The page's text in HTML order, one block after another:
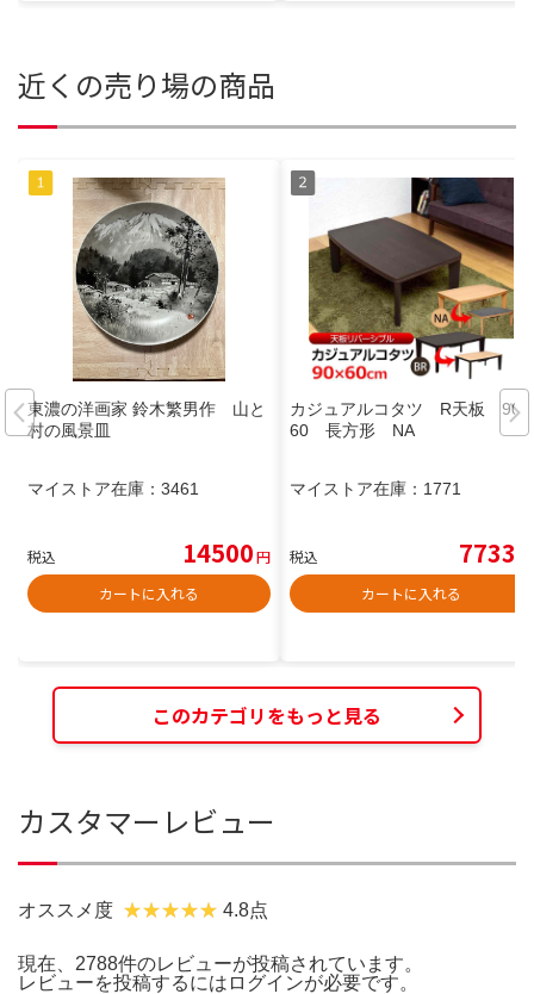
近くの売り場の商品
東濃の洋画家 鈴木繁男作 山と
村の風景皿
マイストア在庫： 3461
税込 14500円
カートに入れる
カジュアルコタツ R天板 90×
60 長方形 NA
マイストア在庫： 1771
税込 7733
カートに入れる
このカテゴリをもっと見る
カスタマーレビュー
オススメ度 4.8点
現在、2788件のレビューが投稿されています。
レビューを投稿するには ログインが必要です。